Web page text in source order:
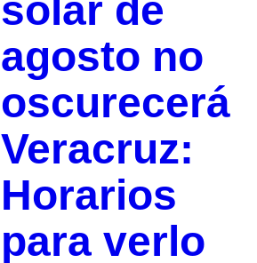
solar de
agosto no
oscurecerá
Veracruz:
Horarios
para verlo